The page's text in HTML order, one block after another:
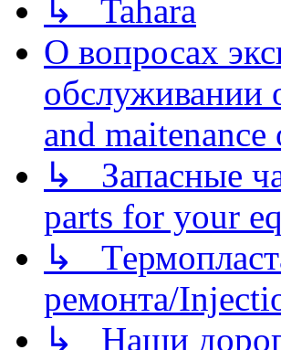
↳ Tahara
О вопросах
обслуживании
and
↳ Запасные
parts for your
↳
ремонта/
↳ Наши